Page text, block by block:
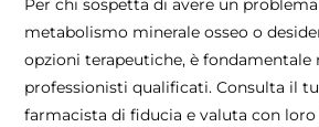
Per chi sospetta di avere un
metabolismo minerale osseo o
opzioni terapeutiche, è fondamentale
professionisti qualificati. Consulta il
farmacista di fiducia e valuta con